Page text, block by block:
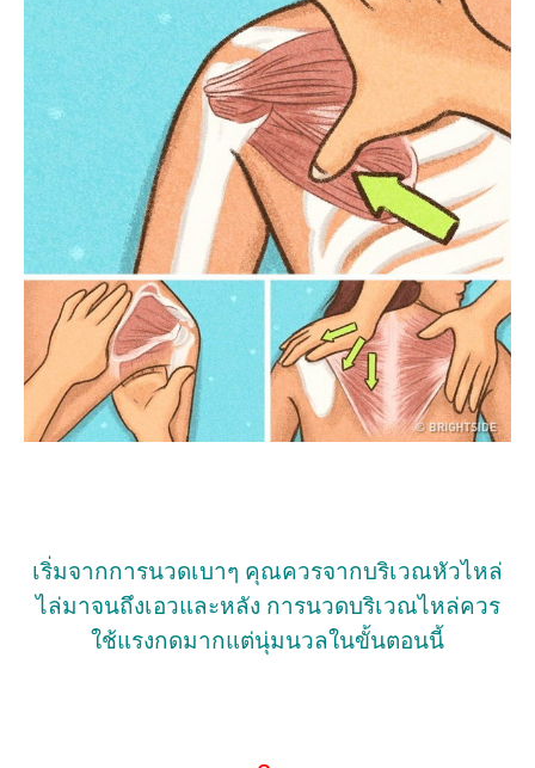
เริ่มจากการนวดเบาๆ คุณควรจากบริเวณหัวไหล่
ไล่มาจนถึงเอวและหลัง การนวดบริเวณไหล่ควร
ใช้แรงกดมากแต่นุ่มนวลในขั้นตอนนี้